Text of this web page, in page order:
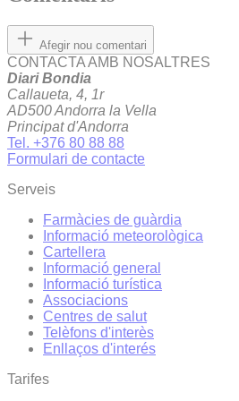
Afegir nou comentari
CONTACTA AMB NOSALTRES
Diari Bondia
Callaueta, 4, 1r
AD500 Andorra la Vella
Principat d'Andorra
Tel. +376 80 88 88
Formulari de contacte
Serveis
Farmàcies de guàrdia
Informació meteorològica
Cartellera
Informació general
Informació turística
Associacions
Centres de salut
Telèfons d'interès
Enllaços d'interés
Tarifes